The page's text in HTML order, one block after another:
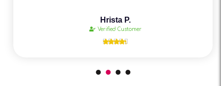
Hrista P.
Verified Customer
    